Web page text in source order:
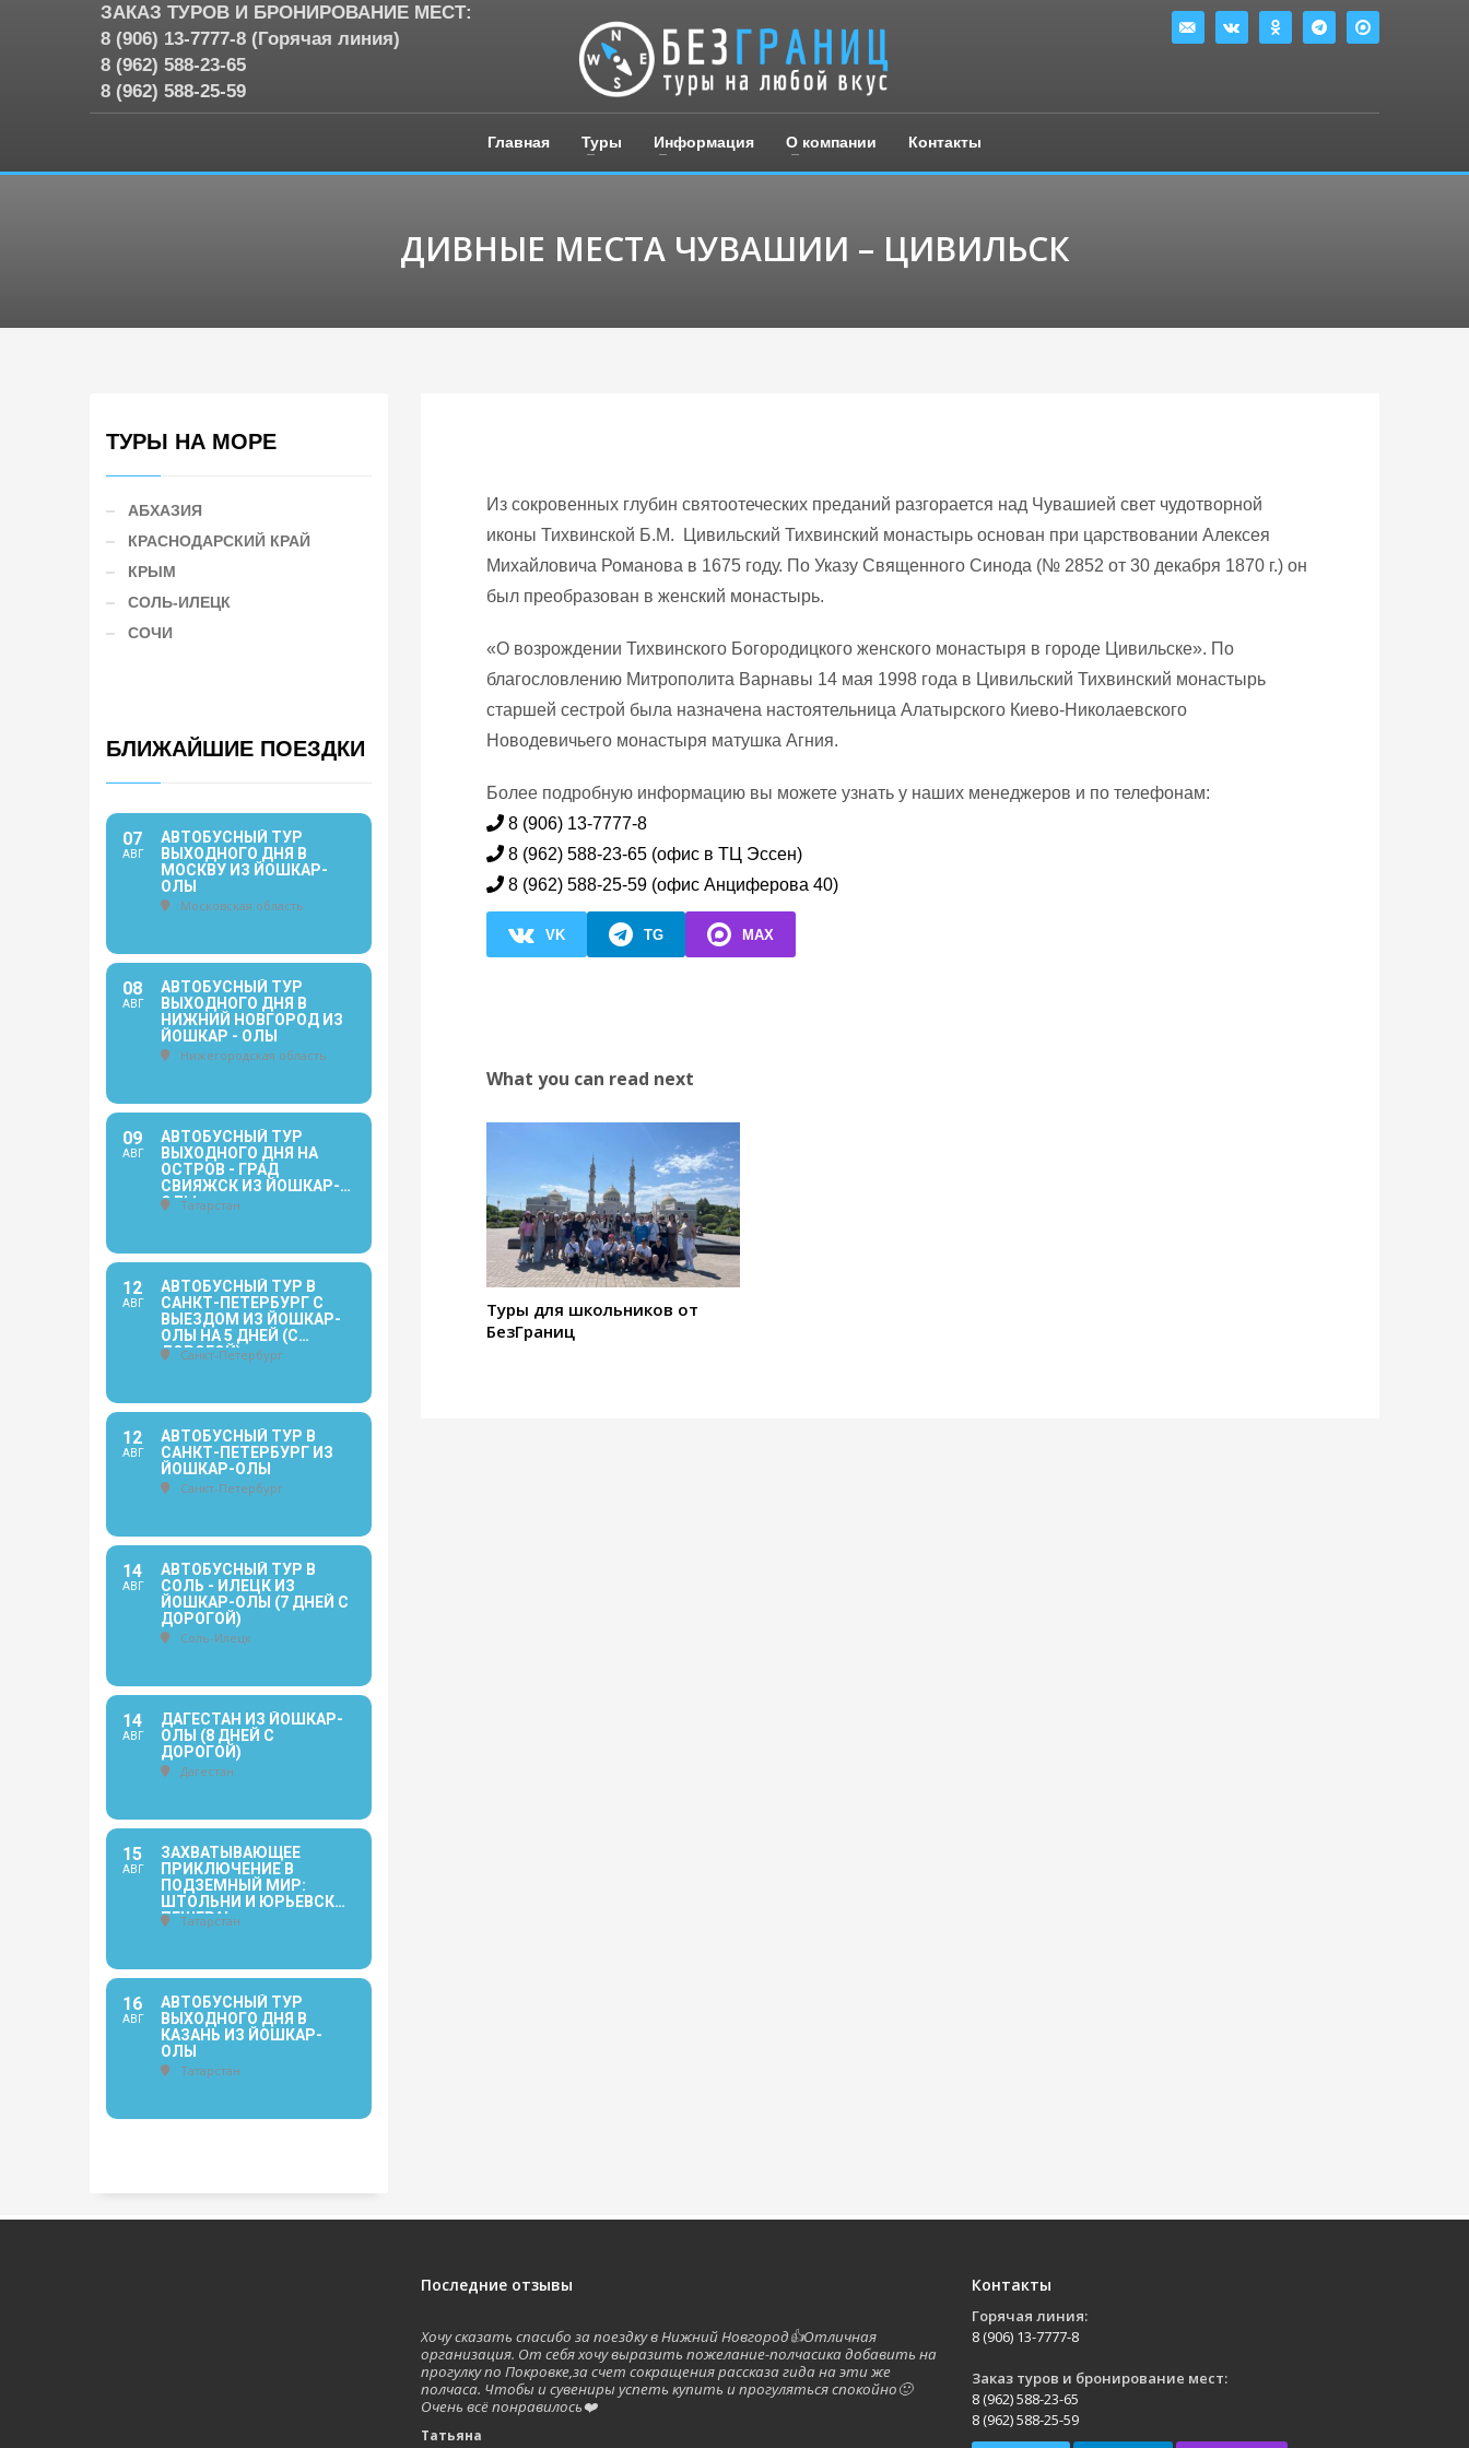
ЗАКАЗ ТУРОВ И БРОНИРОВАНИЕ МЕСТ:
8 (906) 13-7777-8 (Горячая линия)
8 (962) 588-23-65
8 (962) 588-25-59
Главная Туры Информация О компании Контакты
ДИВНЫЕ МЕСТА ЧУВАШИИ – ЦИВИЛЬСК
Из сокровенных глубин святоотеческих преданий разгорается над Чувашией свет чудотворной
иконы Тихвинской Б.М. Цивильский Тихвинский монастырь основан при царствовании Алексея
Михайловича Романова в 1675 году. По Указу Священного Синода (№ 2852 от 30 декабря 1870 г.) он
был преобразован в женский монастырь.
«О возрождении Тихвинского Богородицкого женского монастыря в городе Цивильске». По
благословлению Митрополита Варнавы 14 мая 1998 года в Цивильский Тихвинский монастырь
старшей сестрой была назначена настоятельница Алатырского Киево-Николаевского
Новодевичьего монастыря матушка Агния.
Более подробную информацию вы можете узнать у наших менеджеров и по телефонам:
8 (906) 13-7777-8
8 (962) 588-23-65 (офис в ТЦ Эссен)
8 (962) 588-25-59 (офис Анциферова 40)
VK TG MAX
What you can read next
Туры для школьников от
БезГраниц
ТУРЫ НА МОРЕ
АБХАЗИЯ
КРАСНОДАРСКИЙ КРАЙ
КРЫМ
СОЛЬ-ИЛЕЦК
СОЧИ
БЛИЖАЙШИЕ ПОЕЗДКИ
07
АВГ
АВТОБУСНЫЙ ТУР
ВЫХОДНОГО ДНЯ В
МОСКВУ ИЗ ЙОШКАР-
ОЛЫ
Московская область
08
АВГ
АВТОБУСНЫЙ ТУР
ВЫХОДНОГО ДНЯ В
НИЖНИЙ НОВГОРОД ИЗ
ЙОШКАР - ОЛЫ
Нижегородская область
09
АВГ
АВТОБУСНЫЙ ТУР
ВЫХОДНОГО ДНЯ НА
ОСТРОВ - ГРАД
СВИЯЖСК ИЗ ЙОШКАР-
ОЛЫТатарстан
12
АВГ
АВТОБУСНЫЙ ТУР В
САНКТ-ПЕТЕРБУРГ С
ВЫЕЗДОМ ИЗ ЙОШКАР-
ОЛЫ НА 5 ДНЕЙ (С
ДОРОГОЙ)
Санкт-Петербург
12
АВГ
АВТОБУСНЫЙ ТУР В
САНКТ-ПЕТЕРБУРГ ИЗ
ЙОШКАР-ОЛЫ
Санкт-Петербург
14
АВГ
АВТОБУСНЫЙ ТУР В
СОЛЬ - ИЛЕЦК ИЗ
ЙОШКАР-ОЛЫ (7 ДНЕЙ С
ДОРОГОЙ)
Соль-Илецк
14
АВГ
ДАГЕСТАН ИЗ ЙОШКАР-
ОЛЫ (8 ДНЕЙ С
ДОРОГОЙ)
Дагестан
15
АВГ
ЗАХВАТЫВАЮЩЕЕ
ПРИКЛЮЧЕНИЕ В
ПОДЗЕМНЫЙ МИР:
ШТОЛЬНИ И ЮРЬЕВСКАЯ
ПЕЩЕРА!
Татарстан
16
АВГ
АВТОБУСНЫЙ ТУР
ВЫХОДНОГО ДНЯ В
КАЗАНЬ ИЗ ЙОШКАР-
ОЛЫ
Татарстан
Последние отзывы
Хочу сказать спасибо за поездку в Нижний Новгород👍Отличная
организация. От себя хочу выразить пожелание-полчасика добавить на
прогулку по Покровке,за счет сокращения рассказа гида на эти же
полчаса. Чтобы и сувениры успеть купить и прогуляться спокойно🙂
Очень всё понравилось❤️
Татьяна
Контакты
Горячая линия:
8 (906) 13-7777-8
Заказ туров и бронирование мест:
8 (962) 588-23-65
8 (962) 588-25-59